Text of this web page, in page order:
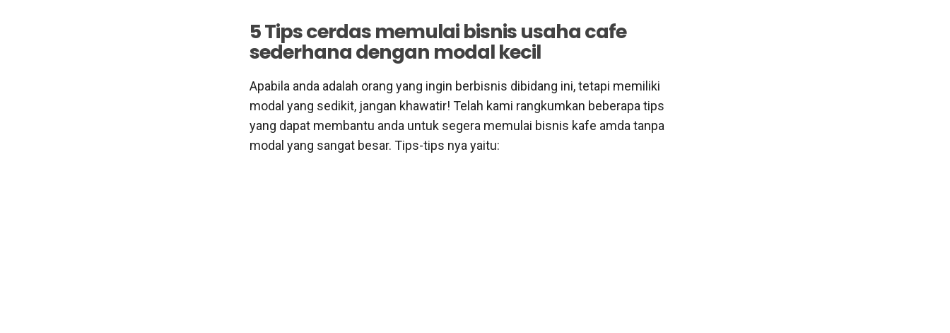
5 Tips cerdas memulai bisnis usaha cafe
sederhana dengan modal kecil
Apabila anda adalah orang yang ingin berbisnis dibidang ini, tetapi memiliki
modal yang sedikit, jangan khawatir! Telah kami rangkumkan beberapa tips
yang dapat membantu anda untuk segera memulai bisnis kafe amda tanpa
modal yang sangat besar. Tips-tips nya yaitu: